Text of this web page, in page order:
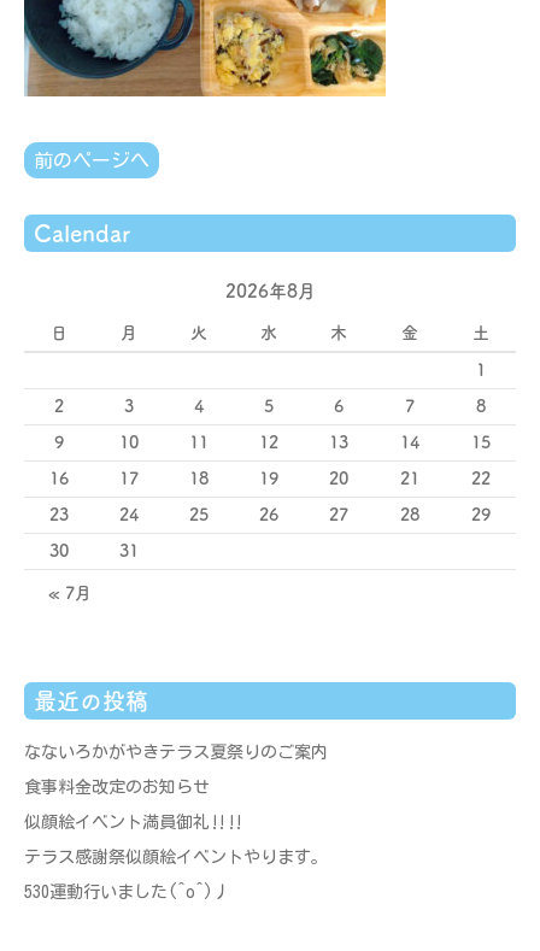
前のページへ
Calendar
2026年8月
日 月 火 水 木 金 土
1
2 3 4 5 6 7 8
9 10 11 12 13 14 15
16 17 18 19 20 21 22
23 24 25 26 27 28 29
30 31
« 7月
最近の投稿
なないろかがやきテラス夏祭りのご案内
食事料金改定のお知らせ
似顔絵イベント満員御礼‼‼
テラス感謝祭似顔絵イベントやります。
530運動行いました(^o^)丿